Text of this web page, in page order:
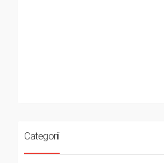
Categorii